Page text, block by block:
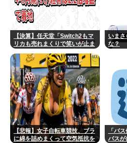
【決算】任天堂「Switch2もマ
リカも売れまくりで笑いが止ま
前年同期比2.2倍の2061億円に
いま
な？
【悲報】女子自転車競技、ブラ
に綿を詰めまくって空気抵抗を
「バ
バス